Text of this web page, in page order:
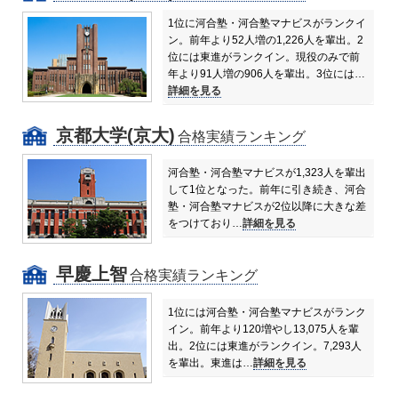
1位に河合塾・河合塾マナビスがランクイ
ン。前年より52人増の1,226人を輩出。 2
位には東進がランクイン。現役のみで前
年より91人増の906人を輩出。 3位には…
詳細を見る
京都大学(京大) 合格実績ランキング
河合塾・河合塾マナビスが1,323人を輩出
して1位となった。前年に引き続き、河合
塾・河合塾マナビスが2位以降に大きな差
をつけており…詳細を見る
早慶上智合格実績ランキング
1位には河合塾・河合塾マナビスがランク
イン。前年より120増やし13,075人を輩
出。 2位には東進がランクイン。7,293人
を輩出。東進は…詳細を見る